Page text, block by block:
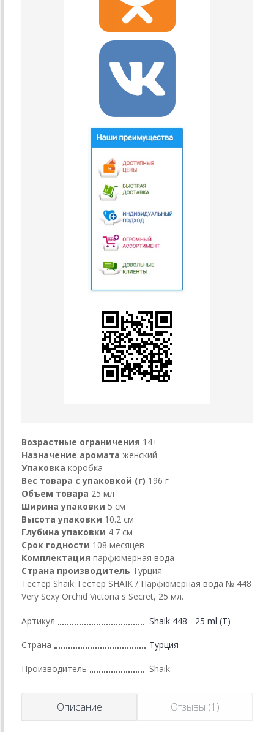
Возрастные ограничения 14+
Назначение аромата женский
Упаковка коробка
Вес товара с упаковкой (г) 196 г
Объем товара 25 мл
Ширина упаковки 5 см
Высота упаковки 10.2 см
Глубина упаковки 4.7 см
Срок годности 108 месяцев
Комплектация парфюмерная вода
Страна производитель Турция
Тестер Shaik Тестер SHAIK / Парфюмерная вода № 448
Very Sexy Orchid Victoria s Secret, 25 мл.
Артикул Shaik 448 - 25 ml (T)
Страна Турция
Производитель Shaik
Описание Отзывы (1)